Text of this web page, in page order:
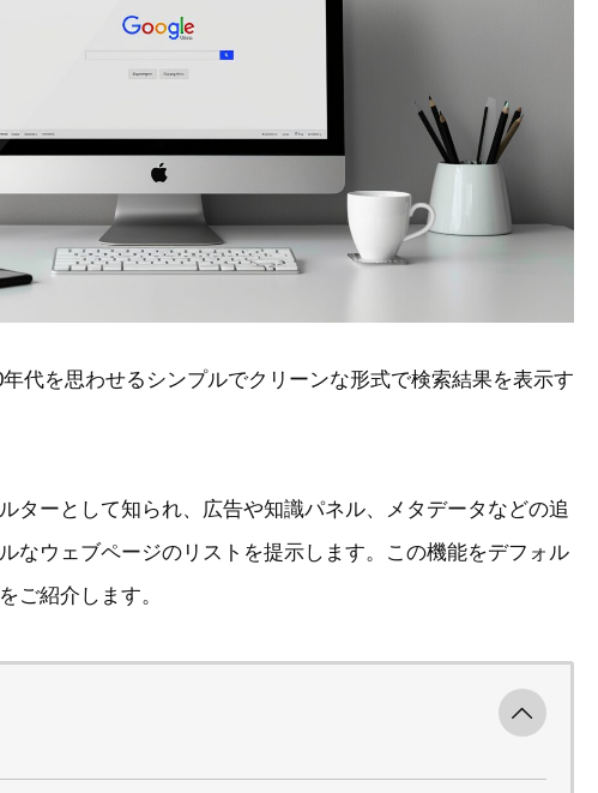
代を思わせるシンプルでクリーンな形式で検索結果を表示す
ターとして知られ、広告や知識パネル、メタデータなどの追
なウェブページのリストを提示します。この機能をデフォル
ご紹介します。